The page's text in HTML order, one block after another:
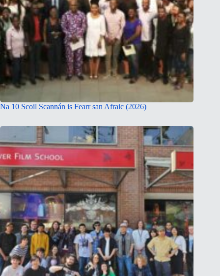
Na 10 Scoil Scannán is Fearr san Afraic (2026)